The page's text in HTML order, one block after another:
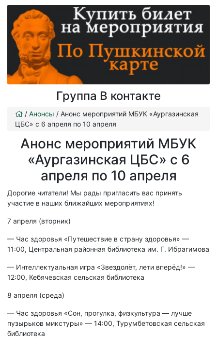
Группа В контакте
/ Анонсы / Анонс мероприятий МБУК «Аургазинская
ЦБС» с 6 апреля по 10 апреля
Анонс мероприятий МБУК
«Аургазинская ЦБС» с 6
апреля по 10 апреля
Дорогие читатели! Мы рады пригласить вас принять
участие в наших ближайших мероприятиях!
7 апреля (вторник)
— Час здоровья «Путешествие в страну здоровья» —
11:00, Центральная районная библиотека им. Г. Ибрагимова
— Интеллектуальная игра «Звездолёт, лети вперёд!» —
12:00, Кебячевская сельская библиотека
8 апреля (среда)
— Час здоровья «Сон, прогулка, физкультура — лучше
пузырьков микстуры» — 14:00, Турумбетовская сельская
библиотека